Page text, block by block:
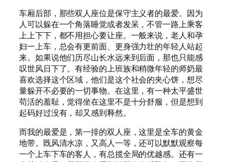
车厢后部，那些双人座位是保守主义者的最爱。因为
人可以躲在一个角落睡觉或者发呆，不管一路上乘客
上上下下，都不用担心要让座。一般来说，老人和孕
妇一上车，总会有更前面、更身强力壮的年轻人站起
来。如果说他们历尽山长水远来到后面，那也只能感
叹世风日下了。有经验的上班族和稍微年轻的师奶最
喜欢选择这个区域，他们是这个社会的夹心饼，想尽
量躲开不必要的一切事物。在这里，有一种太平盛世
苟活的羞耻，觉得坐在这里不是十分舒服，但是想到
起码好过没有，却又感到释然。
而我的最爱是，第一排的双人座，这里是全车的黄金
地带。既风清水凉，又高人一等，还可以默默观察每
一个上车下车的客人，有总揽全局的优越感。还有一